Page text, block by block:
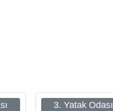
3. Yatak Odası